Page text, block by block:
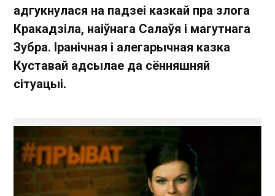
адгукнулася на падзеі казкай пра злога
Кракадзіла, наіўнага Салаўя і магутнага
Зубра. Іранічная і алегарычная казка
Куставай адсылае да сённяшняй
сітуацыі.